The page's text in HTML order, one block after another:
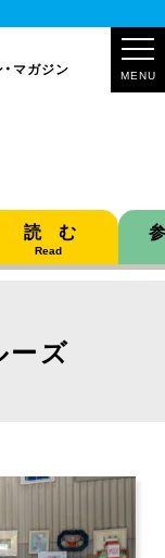
マガジン MENU
読む
Read
ーズ